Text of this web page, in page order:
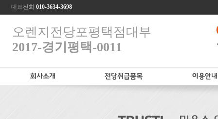
대표전화 010-3634-3698
오렌지전당포평택점대부
2017-경기평택-0011